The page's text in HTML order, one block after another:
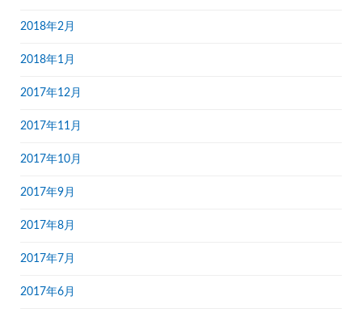
2018年2月
2018年1月
2017年12月
2017年11月
2017年10月
2017年9月
2017年8月
2017年7月
2017年6月